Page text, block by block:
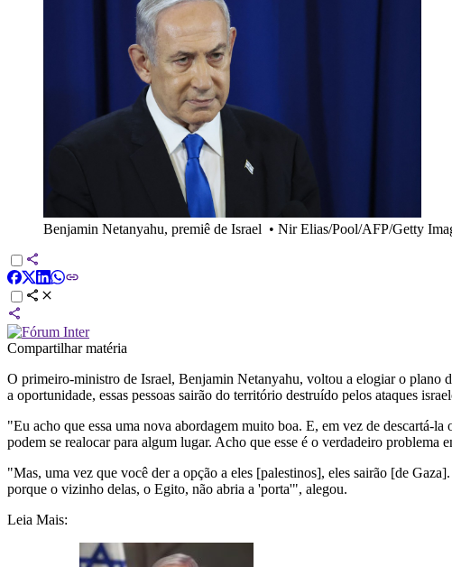
Benjamin Netanyahu, premiê de Israel • Nir Elias/Pool/AFP/Getty
Compartilhar matéria
O primeiro-ministro de Israel, Benjamin Netanyahu, voltou a elogiar o plano
a oportunidade, essas pessoas sairão do território destruído pelos ataques
"Eu acho que essa uma nova abordagem muito boa. E, em vez de descartá-
podem se realocar para algum lugar. Acho que esse é o verdadeiro
"Mas, uma vez que você der a opção a eles [palestinos], eles sairão [de
porque o vizinho delas, o Egito, não abria a 'porta'", alegou.
Leia Mais: